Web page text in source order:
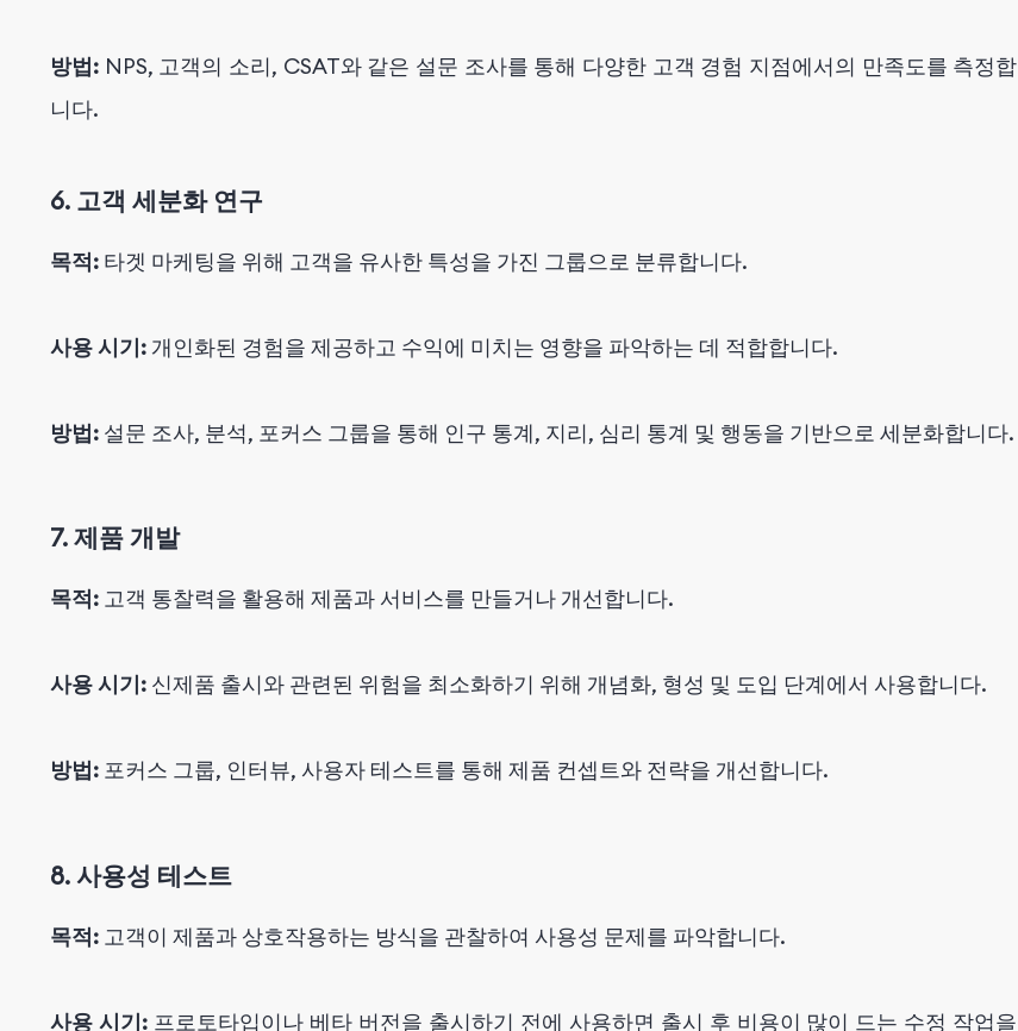
방법: NPS, 고객의 소리, CSAT와 같은 설문 조사를 통해 다양한 고객 경험 지점에서의 만족도를 측정합
니다.
6. 고객 세분화 연구
목적: 타겟 마케팅을 위해 고객을 유사한 특성을 가진 그룹으로 분류합니다.
사용 시기: 개인화된 경험을 제공하고 수익에 미치는 영향을 파악하는 데 적합합니다.
방법: 설문 조사, 분석, 포커스 그룹을 통해 인구 통계, 지리, 심리 통계 및 행동을 기반으로 세분화합니다.
7. 제품 개발
목적: 고객 통찰력을 활용해 제품과 서비스를 만들거나 개선합니다.
사용 시기: 신제품 출시와 관련된 위험을 최소화하기 위해 개념화, 형성 및 도입 단계에서 사용합니다.
방법: 포커스 그룹, 인터뷰, 사용자 테스트를 통해 제품 컨셉트와 전략을 개선합니다.
8. 사용성 테스트
목적: 고객이 제품과 상호작용하는 방식을 관찰하여 사용성 문제를 파악합니다.
사용 시기:프로토타입이나 베타 버전을 출시하기 전에 사용하면 출시 후 비용이 많이 드는 수정 작업을